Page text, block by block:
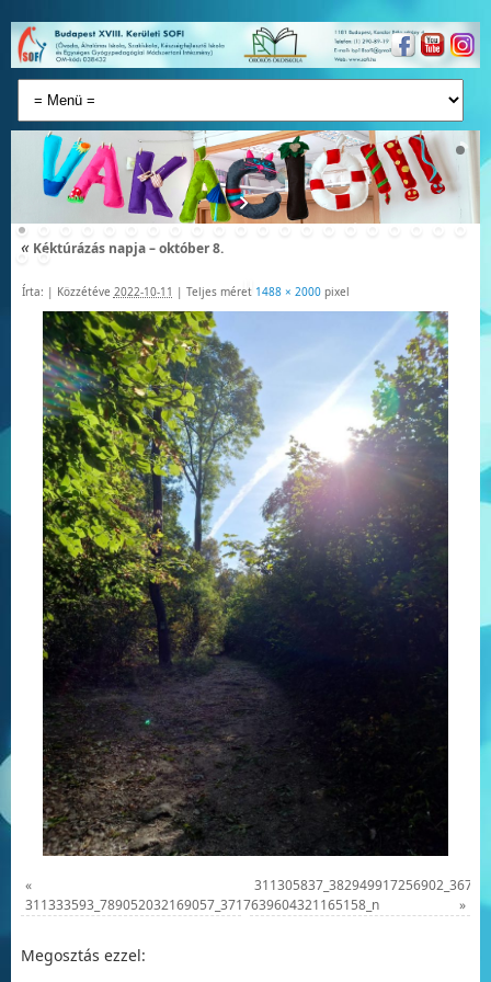
«Kéktúrázás napja – október 8.
Írta: | Közzétéve 2022-10-11 | Teljes méret 1488 × 2000pixel
«
311333593_789052032169057_3717639604321165158_n
»
Megosztás ezzel: